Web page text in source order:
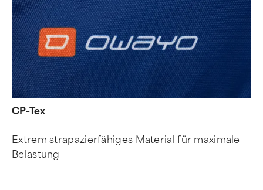
CP-Tex
Extrem strapazierfähiges Material für maximale
Belastung